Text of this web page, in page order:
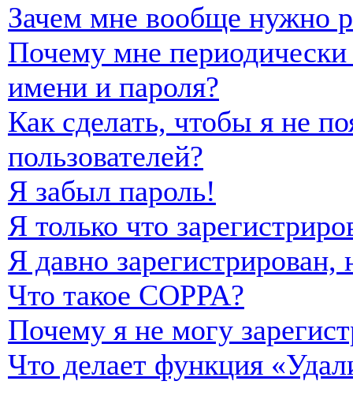
Зачем мне вообще нужно
Почему мне периодически
имени и пароля?
Как сделать, чтобы я не
пользователей?
Я забыл пароль!
Я только что
Я давно
Что такое COPPA?
Почему я не могу
Что делает функция